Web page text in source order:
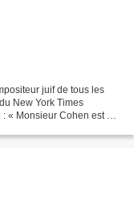
juif de tous les
New York Times
« Monsieur Cohen est un